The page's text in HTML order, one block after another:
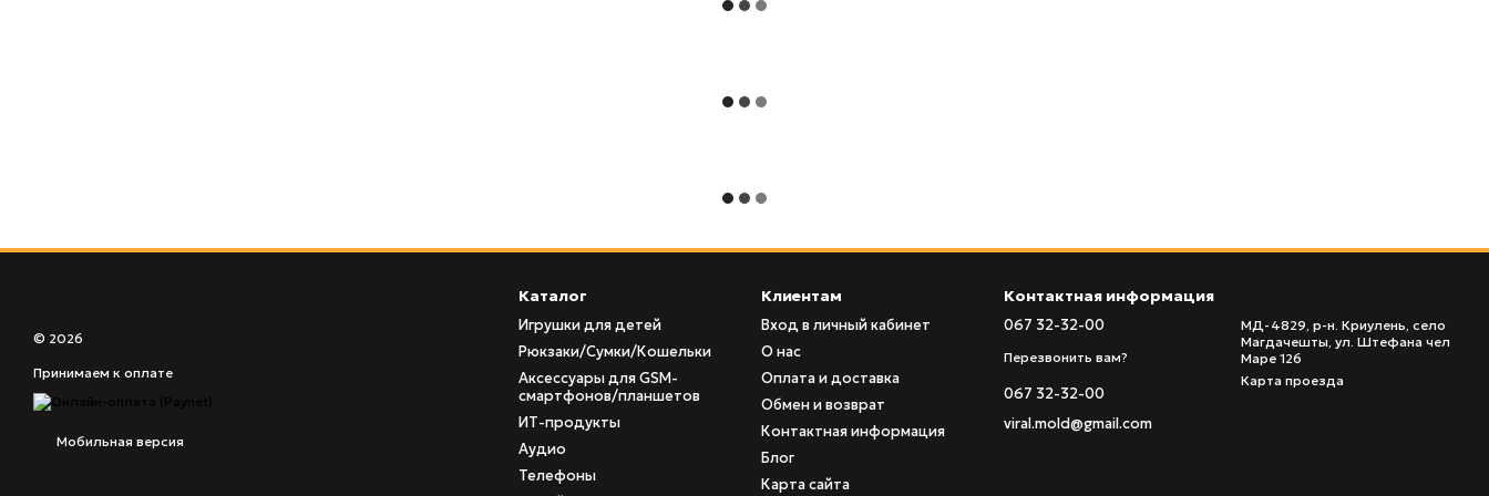
© 2026
Принимаем к оплате
Мобильная версия
Каталог
Игрушки для детей
Рюкзаки/Сумки/Кошельки
Аксессуары для GSM-
смартфонов/планшетов
ИТ-продукты
Аудио
Телефоны
Клиентам
Вход в личный кабинет
О нас
Оплата и доставка
Обмен и возврат
Контактная информация
Блог
Карта сайта
Контактная информация
067 32-32-00
Перезвонить вам?
067 32-32-00
viral.mold@gmail.com
МД-4829, р-н. Криулень, село
Магдачешты, ул. Штефана чел
Маре 126
Карта проезда